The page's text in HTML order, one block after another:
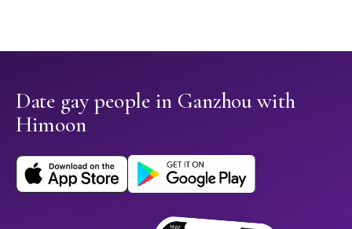
Date gay people in Ganzhou with
Himoon